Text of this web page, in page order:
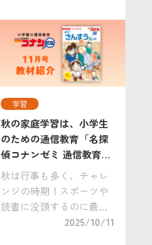
った以上にゆったりとし
すぎて生活リズムが乱れ
たままで新学期を迎える
という小学生のお子さん
も多いようです。 春休
[…]学習
秋の家庭学習は、小学生
のための通信教育「名探
偵コナンゼミ 通信教育」
11月号の教材をご紹介！
秋は行事も多く、チャレ
ンジの時期！スポーツや
読書に没頭するのに最適
の時期でもありますね。
2025/10/11